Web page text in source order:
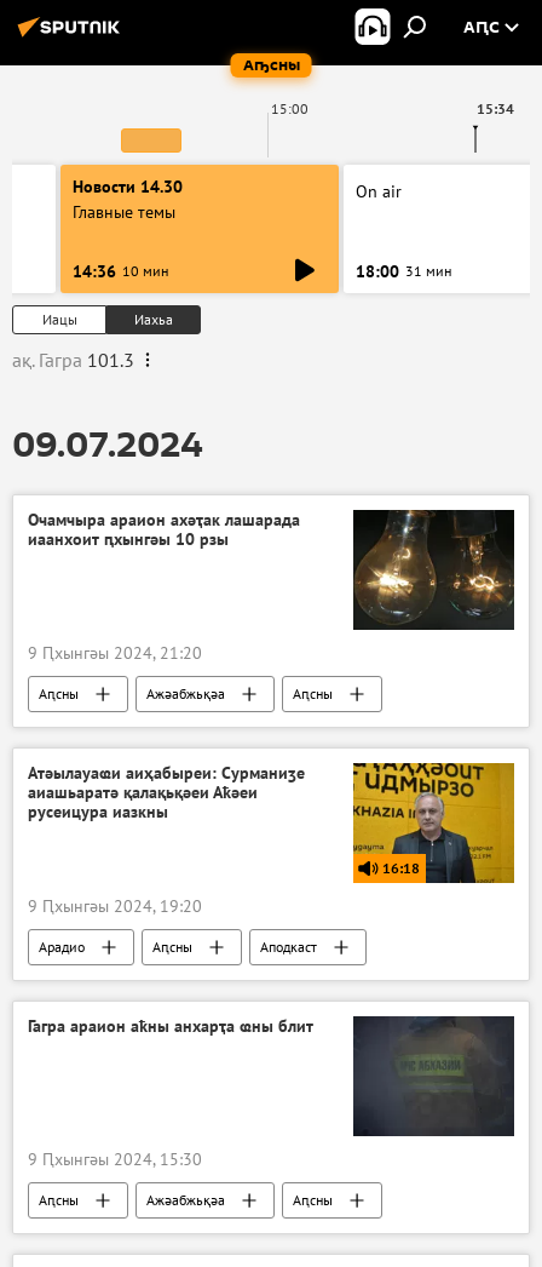
Аҧсны
АԤС
15:00 15:34
Новости 14.30
Главные темы
14:36 10 мин
On air
18:00 31 мин
Иацы Иахьа
ақ. Гагра 101.3
09.07.2024
Очамчыра араион ахәҭак лашарада
иаанхоит ԥхынгәы 10 рзы
9 Ԥхынгәы 2024, 21:20
Аԥсны Ажәабжьқәа
Аԥсны
Очамчыра
Аԥсны аенергетика апроблемақәа
Атәылауаҩи аиҳабыреи: Сурманиӡе
аиашьаратә қалақьқәеи Аҟәеи
русеицура иазкны
16:18
9 Ԥхынгәы 2024, 19:20
Арадио Аԥсны
Аподкаст
Атәылауаҩи аиҳабыреи
Гагра араион аҟны анхарҭа ҩны блит
9 Ԥхынгәы 2024, 15:30
Аԥсны Ажәабжьқәа
Аԥсны
Гагра араион